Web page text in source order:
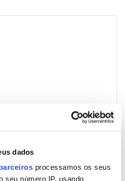
dados
processamos os seus
seu número IP, usando